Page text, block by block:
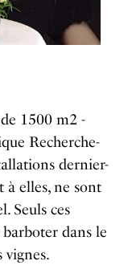
1500 m2 -
Recherche-
dernier-
à elles, ne sont
Seuls ces
dans le
vignes.